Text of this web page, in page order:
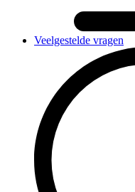
Veelgestelde vragen